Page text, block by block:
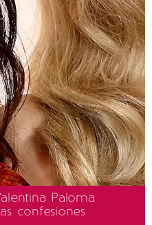
Paloma
confesiones